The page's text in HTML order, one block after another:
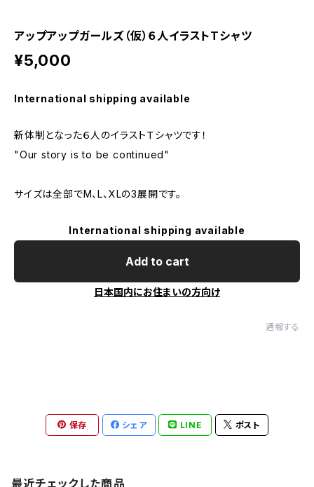
アップアップガールズ（仮）６人イラストTシャツ
¥5,000
International shipping available
新体制となった６人のイラストＴシャツです！
"Our story is to be continued"
サイズは全部でM、L、XLの3展開です。
International shipping available
Add to cart
日本国内にお住まいの方向け
通報する
保存 シェア LINE ポスト
最近チェックした商品